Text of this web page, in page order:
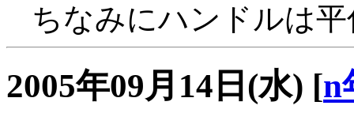
ちなみにハンドルは
2005年09月14日(水) [n